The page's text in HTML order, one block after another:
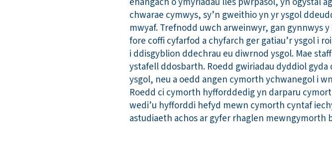
chwarae cymwys, sy’n gweithio yn yr ysgol
mwyaf. Trefnodd uwch arweinwyr, gan gynnwys
fore coffi cyfarfod a chyfarch ger gatiau’r ysgol i
i ddisgyblion ddechrau eu diwrnod ysgol. Mae
ystafell ddosbarth. Roedd gwiriadau dyddiol
ysgol, neu a oedd angen cymorth ychwanegol i
Roedd ci cymorth hyfforddedig yn darparu
wedi’u hyfforddi hefyd mewn cymorth cyntaf
astudiaeth achos ar gyfer rhaglen mewngymorth